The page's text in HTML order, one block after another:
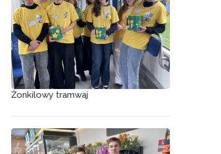
Żonkilowy tramwaj